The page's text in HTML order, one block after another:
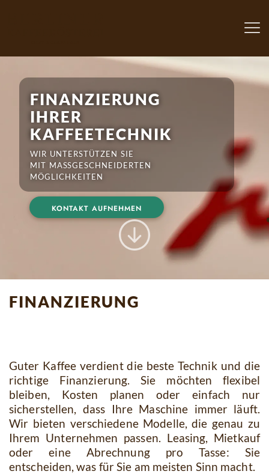
finanzierung
ihrer
kaffeetechnik
wir unterstützen sie
mit maßgeschneiderten
möglichkeiten
kontakt aufnehmen
finanzierung
Guter Kaffee verdient die beste Technik und die
richtige Finanzierung. Sie möchten flexibel
bleiben, Kosten planen oder einfach nur
sicherstellen, dass Ihre Maschine immer läuft.
Wir bieten verschiedene Modelle, die genau zu
Ihrem Unternehmen passen. Leasing, Mietkauf
oder eine Abrechnung pro Tasse: Sie
entscheiden, was für Sie am meisten Sinn macht.